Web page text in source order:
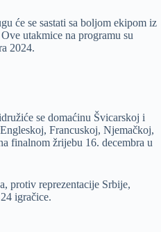
će se sastati sa boljom ekipom iz
utakmice na programu su
2024.
se domaćinu Švicarskoj i
Francuskoj, Njemačkoj,
finalnom žrijebu 16. decembra u
protiv reprezentacije Srbije,
igračice.